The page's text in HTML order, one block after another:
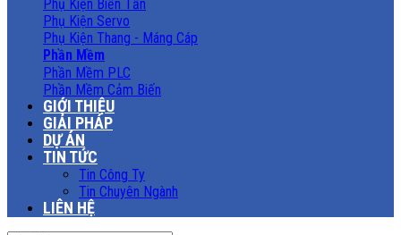
Phụ Kiện Biến Tần
Phụ Kiện Servo
Phụ Kiện Thang - Máng Cáp
Phần Mềm
Phần Mềm PLC
Phần Mềm Cảm Biến
GIỚI THIỆU
GIẢI PHÁP
DỰ ÁN
TIN TỨC
Tin Công Ty
Tin Chuyên Ngành
LIÊN HỆ